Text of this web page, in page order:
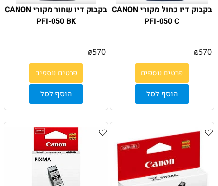
בקבוק דיו כחול מקורי CANON
PFI-050 C
₪570
פרטים נוספים
הוסף לסל
בקבוק דיו שחור מקורי CANON
PFI-050 BK
₪570
פרטים נוספים
הוסף לסל